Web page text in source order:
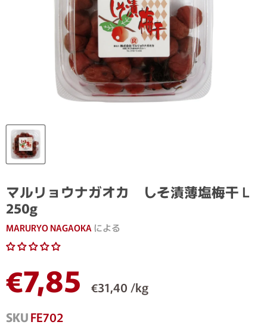
マルリョウナガオカ しそ漬薄塩梅干Ｌ
250g
MARURYO NAGAOKA による
現在の価格
€7,85
€31,40 /kg
SKUFE702